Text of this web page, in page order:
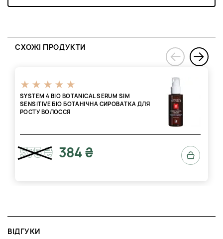
СХОЖІ ПРОДУКТИ
SYSTEM 4 BIO BOTANICAL SERUM SIM
SENSITIVE БІО БОТАНІЧНА СИРОВАТКА ДЛЯ
РОСТУ ВОЛОССЯ
575 ₴ 384 ₴
‹
›
ВІДГУКИ